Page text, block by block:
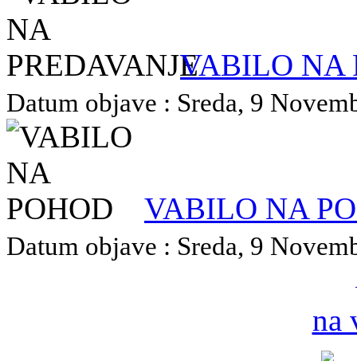
VABILO NA
Datum objave : Sreda, 9
VABILO NA
Datum objave : Sreda, 9
na